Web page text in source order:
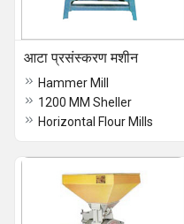
आटा प्रसंस्करण मशीन
Hammer Mill
1200 MM Sheller
Horizontal Flour Mills